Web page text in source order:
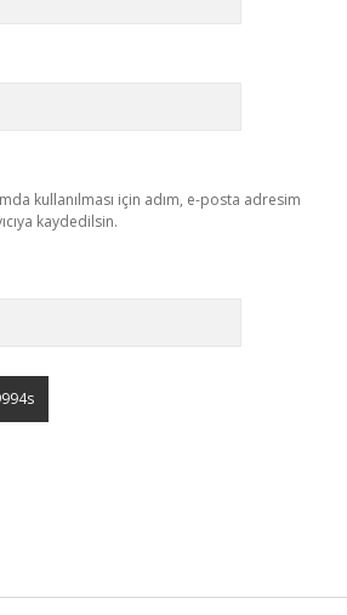
kullanılması için adım, e-posta adresim
kaydedilsin.